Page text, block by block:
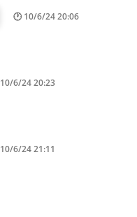
10/6/24 20:06
10/6/24 20:23
10/6/24 21:11